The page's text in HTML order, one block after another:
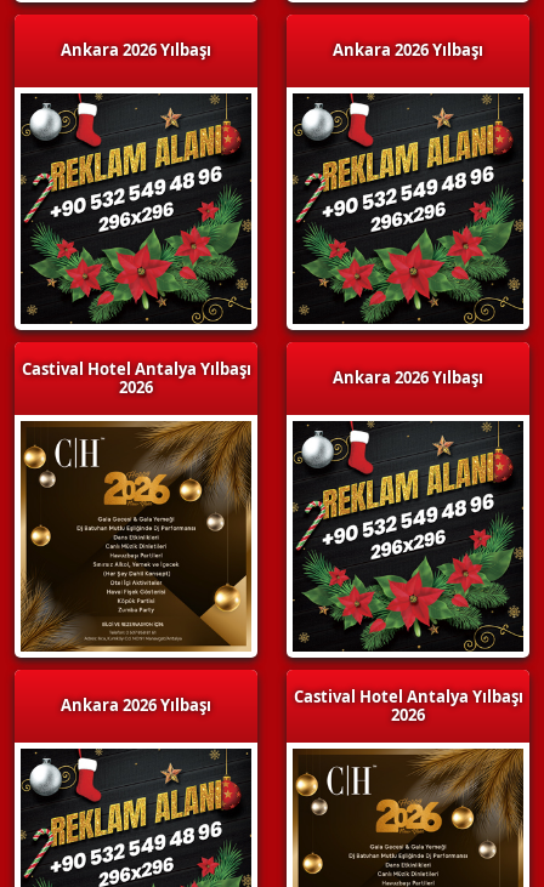
Ankara 2026 Yılbaşı
Castival Hotel Antalya Yılbaşı
2026
Ankara 2026 Yılbaşı
Ankara 2026 Yılbaşı
Ankara 2026 Yılbaşı
Castival Hotel Antalya Yılbaşı
2026